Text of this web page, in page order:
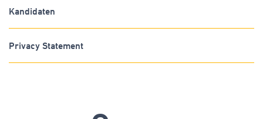
Kandidaten
Privacy Statement